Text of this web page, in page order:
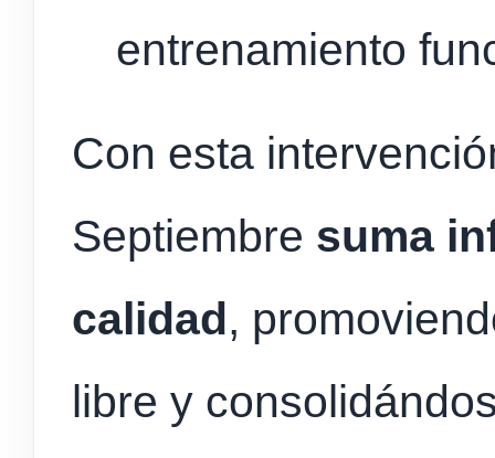
entrenamiento
Con esta
Septiembre suma
calidad,
libre y